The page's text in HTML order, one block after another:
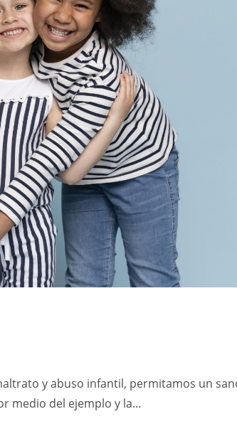
y abuso infantil, permitamos un
medio del ejemplo y la…